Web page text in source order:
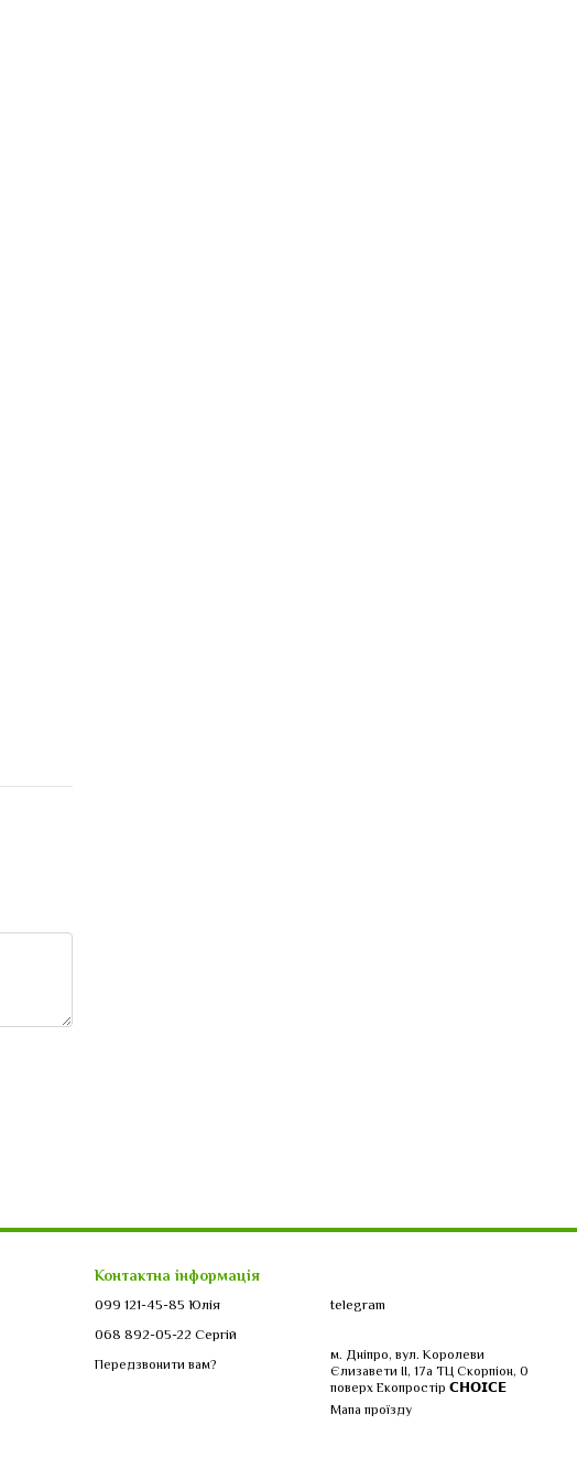
Контактна інформація
099 121-45-85 Юлія
068 892-05-22 Сергій
Передзвонити вам?
telegram
м. Дніпро, вул. Королеви
Єлизавети ІІ, 17а ТЦ Скорпіон, 0
поверх Екопростір 𝗖𝗛𝗢𝗜𝗖𝗘
Мапа проїзду